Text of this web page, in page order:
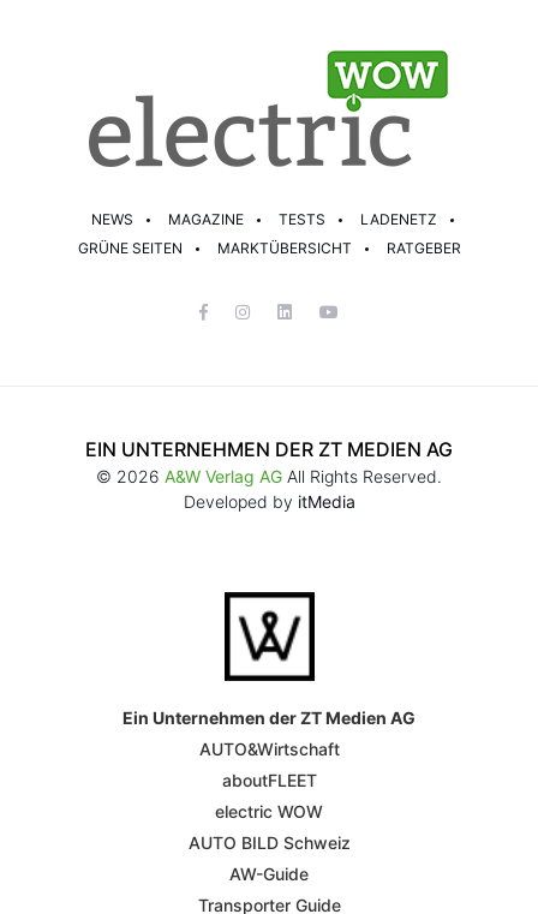
NEWS MAGAZINE TESTS
LADENETZ
GRÜNE SEITEN
MARKTÜBERSICHT RATGEBER
EIN UNTERNEHMEN DER ZT MEDIEN AG
© 2026 A&W Verlag AG All Rights Reserved.
Developed by itMedia
Ein Unternehmen der ZT Medien AG
AUTO&Wirtschaft
aboutFLEET
electric WOW
AUTO BILD Schweiz
AW-Guide
Transporter Guide